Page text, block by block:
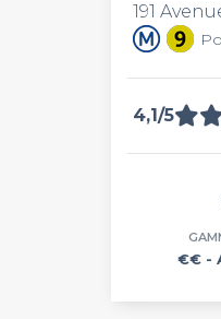
191
4,1/5
€€ -